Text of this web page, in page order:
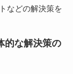
などの解決策を
的な解決策の